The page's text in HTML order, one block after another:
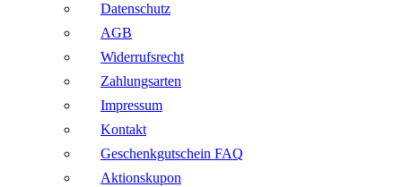
Datenschutz
AGB
Widerrufsrecht
Zahlungsarten
Impressum
Kontakt
Geschenkgutschein FAQ
Aktionskupon